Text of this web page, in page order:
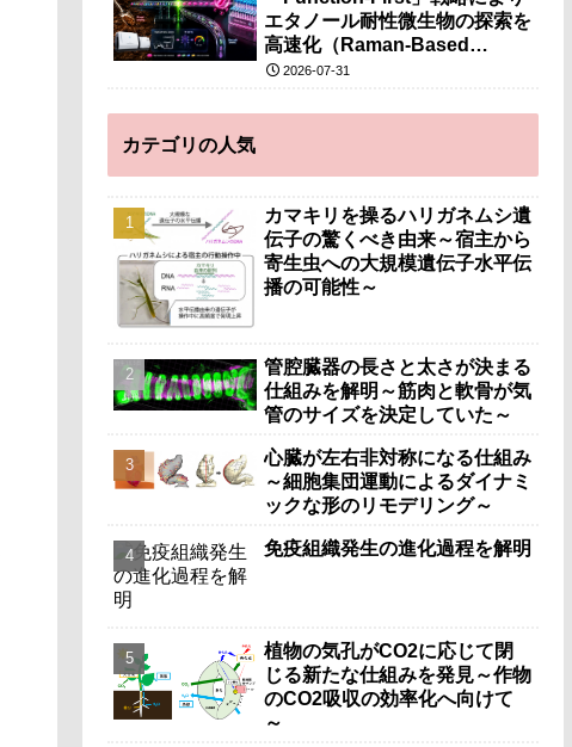
エタノール耐性微生物の探索を
高速化（Raman-Based
“Function-First” Strategy
Ethanol-Tolerant Microbes）
2026-07-31
カテゴリの人気
カマキリを操るハリガネムシ遺
伝子の驚くべき由来～宿主から
寄生虫への大規模遺伝子水平伝
播の可能性～
管腔臓器の長さと太さが決まる
仕組みを解明～筋肉と軟骨が気
管のサイズを決定していた～
心臓が左右非対称になる仕組み
～細胞集団運動によるダイナミ
ックな形のリモデリング～
免疫組織発生の進化過程を解明
植物の気孔がCO2に応じて閉
じる新たな仕組みを発見～作物
のCO2吸収の効率化へ向けて
～